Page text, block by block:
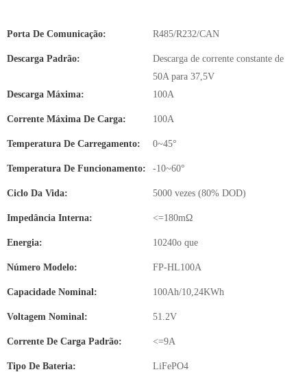
Porta De Comunicação: R485/R232/CAN
Descarga Padrão:
Descarga de corrente constante de
50A para 37,5V
Descarga Máxima:
100A
Corrente Máxima De Carga: 100A
Temperatura De Carregamento: 0~45°
Temperatura De Funcionamento: -10~60°
Ciclo Da Vida: 5000 vezes (80% DOD)
Impedância Interna: <=180mΩ
Energia: 10240o que
Número Modelo: FP-HL100A
Capacidade Nominal: 100Ah/10,24KWh
Voltagem Nominal: 51.2V
Corrente De Carga Padrão: <=9A
Tipo De Bateria: LiFePO4